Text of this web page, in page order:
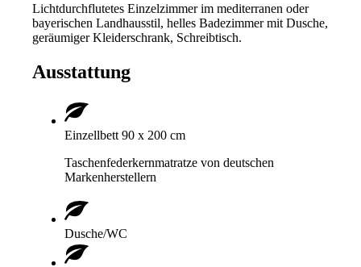
Lichtdurchflutetes Einzelzimmer im mediterranen oder
bayerischen Landhausstil, helles Badezimmer mit Dusche,
geräumiger Kleiderschrank, Schreibtisch.
Ausstattung
Einzellbett 90 x 200 cm
Taschenfederkernmatratze von deutschen
Markenherstellern
Dusche/WC